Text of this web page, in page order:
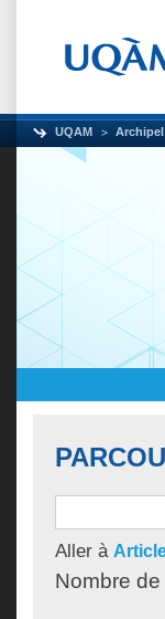
UQAM Archipel
Aller à
Nombre